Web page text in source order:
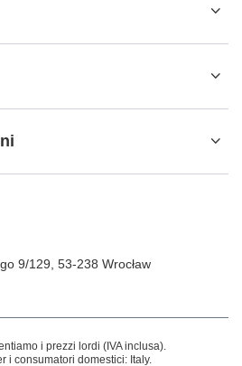
9/129 53-238 Wrocław
i prezzi lordi (IVA inclusa).
i consumatori domestici: Italy.